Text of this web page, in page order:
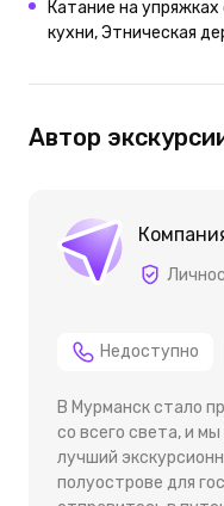
Катание на
кухни, Этническая
Автор
Недоступно
В Мурманск стало
со всего света, и
лучший
полуострове для